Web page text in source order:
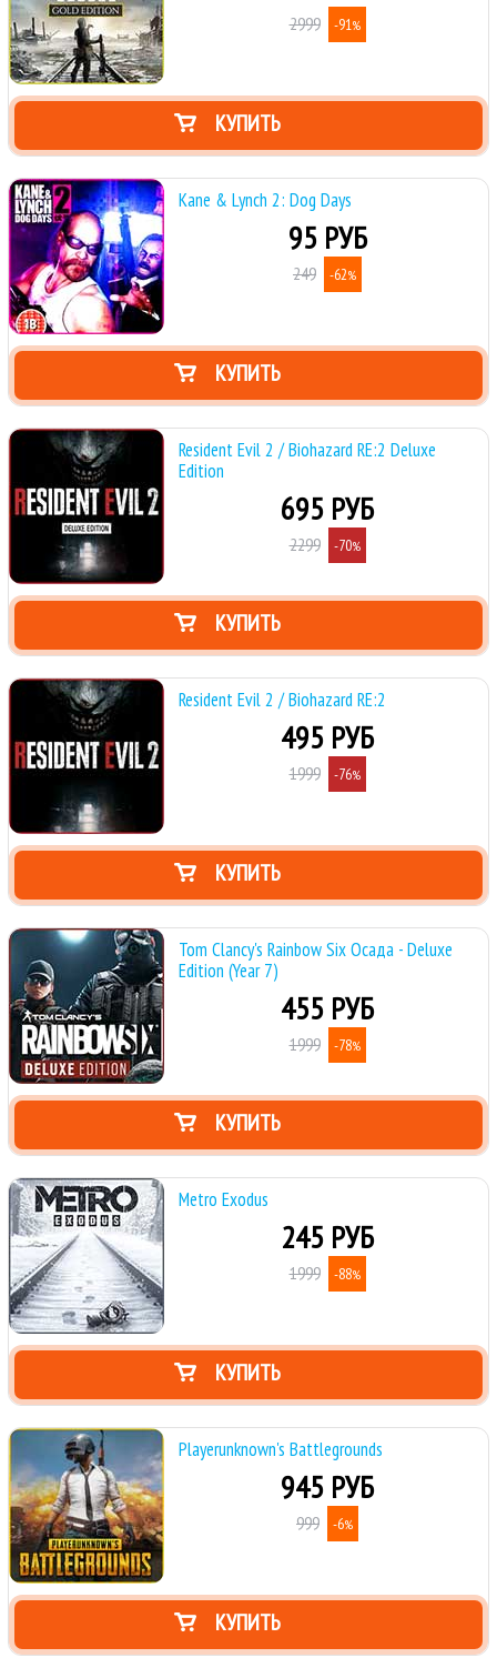
2999 -91%
КУПИТЬ
Kane & Lynch 2: Dog Days
95 РУБ
249 -62%
КУПИТЬ
Resident Evil 2 / Biohazard RE:2 Deluxe
Edition
695 РУБ
2299 -70%
КУПИТЬ
Resident Evil 2 / Biohazard RE:2
495 РУБ
1999 -76%
КУПИТЬ
Tom Clancy's Rainbow Six Осада - Deluxe
Edition (Year 7)
455 РУБ
1999 -78%
КУПИТЬ
Metro Exodus
245 РУБ
1999 -88%
КУПИТЬ
Playerunknown's Battlegrounds
945 РУБ
999 -6%
КУПИТЬ